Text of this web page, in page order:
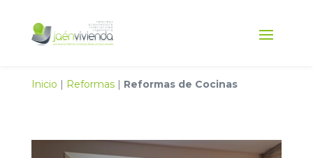
Inicio | Reformas| Reformas de Cocinas